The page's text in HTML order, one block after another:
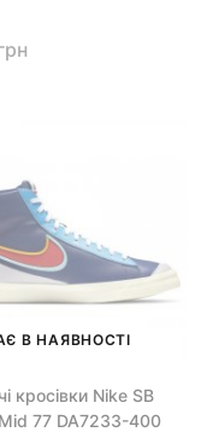
В НАЯВНОСТІ
кросівки Nike SB
77 DA7233-400